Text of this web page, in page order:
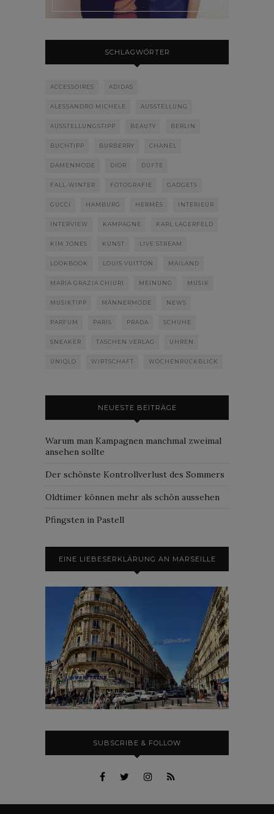
SCHLAGWÖRTER
ACCESSOIRES ADIDAS
ALESSANDRO MICHELE AUSSTELLUNG
AUSSTELLUNGSTIPP BEAUTY BERLIN
BUCHTIPP BURBERRY CHANEL
DAMENMODE DIOR DÜFTE
FALL-WINTER FOTOGRAFIE GADGETS
GUCCI HAMBURG HERMÈS INTERIEUR
INTERVIEW KAMPAGNE KARL LAGERFELD
KIM JONES KUNST LIVE STREAM
LOOKBOOK LOUIS VUITTON MAILAND
MARIA GRAZIA CHIURI MEINUNG MUSIK
MUSIKTIPP MÄNNERMODE NEWS
PARFUM PARIS PRADA SCHUHE
SNEAKER TASCHEN VERLAG UHREN
UNIQLO WIRTSCHAFT WOCHENRÜCKBLICK
NEUESTE BEITRÄGE
Warum man Kampagnen manchmal zweimal
ansehen sollte
Der schönste Kontrollverlust des Sommers
Oldtimer können mehr als schön aussehen
Pfingsten in Pastell
EINE LIEBESERKLÄRUNG AN MARSEILLE
SUBSCRIBE & FOLLOW